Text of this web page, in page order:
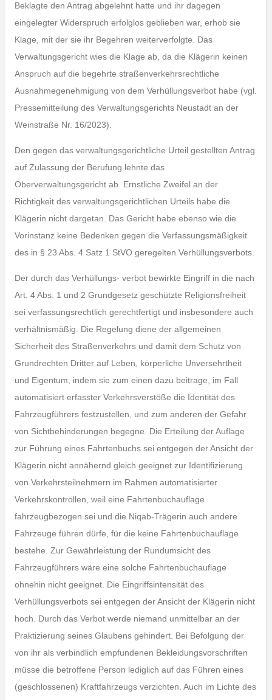
Beklagte den Antrag abgelehnt hatte und ihr dagegen
eingelegter Widerspruch erfolglos geblieben war, erhob sie
Klage, mit der sie ihr Begehren weiterverfolgte. Das
Verwaltungsgericht wies die Klage ab, da die Klägerin keinen
Anspruch auf die begehrte straßenverkehrs­rechtliche
Ausnahmegenehmigung von dem Verhüllungs­verbot habe (vgl.
Presse­mitteilung des Verwaltungsgerichts Neustadt an der
Weinstraße Nr. 16/2023).
Den gegen das verwaltungsgerichtliche Urteil gestellten Antrag
auf Zulassung der Berufung lehnte das
Oberverwaltungsgericht ab. Ernstliche Zweifel an der
Richtigkeit des verwaltungsgerichtlichen Urteils habe die
Klägerin nicht dargetan. Das Gericht habe ebenso wie die
Vorinstanz keine Bedenken gegen die Verfassungsmäßigkeit
des in § 23 Abs. 4 Satz 1 StVO geregelten Verhüllungsverbots.
Der durch das Verhüllungs- verbot bewirkte Eingriff in die nach
Art. 4 Abs. 1 und 2 Grundgesetz geschützte Reli­gionsfreiheit
sei verfassungsrechtlich gerechtfertigt und insbesondere auch
verhältnis­mäßig. Die Regelung diene der allgemeinen
Sicherheit des Straßenverkehrs und damit dem Schutz von
Grundrechten Dritter auf Leben, körperliche Unversehrtheit
und Eigen­tum, indem sie zum einen dazu beitrage, im Fall
automatisiert erfasster Verkehrs­verstöße die Identität des
Fahrzeugführers festzustellen, und zum anderen der Gefahr
von Sichtbehinderungen begegne. Die Erteilung der Auflage
zur Führung eines Fahr­tenbuchs sei entgegen der Ansicht der
Klägerin nicht annähernd gleich geeignet zur Identifizierung
von Verkehrsteilnehmern im Rahmen automatisierter
Verkehrskontrol­len, weil eine Fahrtenbuchauflage
fahrzeugbezogen sei und die Niqab-Trägerin auch andere
Fahrzeuge führen dürfe, für die keine Fahrtenbuchauflage
bestehe. Zur Gewährleistung der Rundumsicht des
Fahrzeugführers wäre eine solche Fahrtenbuch­auflage
ohnehin nicht geeignet. Die Eingriffsintensität des
Verhüllungsverbots sei ent­gegen der Ansicht der Klägerin nicht
hoch. Durch das Verbot werde niemand unmittel­bar an der
Praktizierung seines Glaubens gehindert. Bei Befolgung der
von ihr als ver­bindlich empfundenen Bekleidungsvorschriften
müsse die betroffene Person lediglich auf das Führen eines
(geschlossenen) Kraftfahrzeugs verzichten. Auch im Lichte des